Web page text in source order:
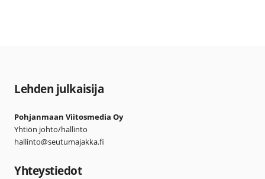
Lehden julkaisija
Pohjanmaan Viitosmedia Oy
Yhtiön johto/hallinto
hallinto@seutumajakka.fi
Yhteystiedot